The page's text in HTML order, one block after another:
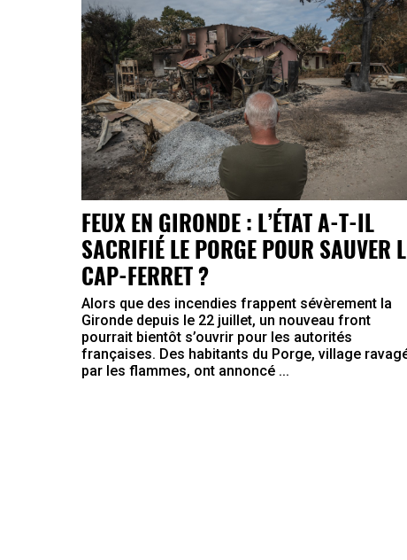
FEUX EN GIRONDE : L’ÉTAT A-T-IL
SACRIFIÉ LE PORGE POUR SAUVER
CAP-FERRET ?
Alors que des incendies frappent sévèrement la
Gironde depuis le 22 juillet, un nouveau front
pourrait bientôt s’ouvrir pour les autorités
françaises. Des habitants du Porge, village
par les flammes, ont annoncé ...